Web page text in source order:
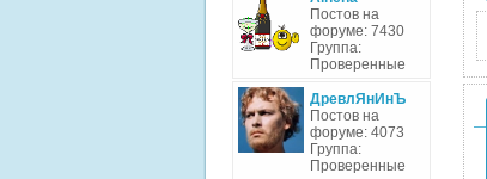
Постов на
форуме: 7430
Группа:
Проверенные
ДревлЯнИнЪ
Постов на
форуме: 4073
Группа:
Проверенные